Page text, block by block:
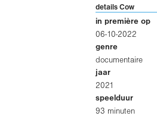
details Cow
in première op
06-10-2022
genre
documentaire
jaar
2021
speelduur
93 minuten